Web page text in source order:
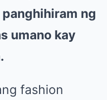
ng
umano kay
fashion